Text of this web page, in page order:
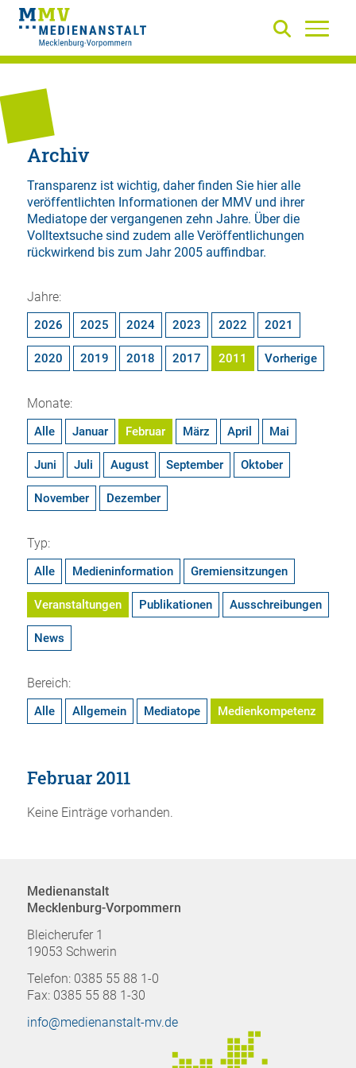
Archiv
Transparenz ist wichtig, daher finden Sie hier alle
veröffentlichten Informationen der MMV und ihrer
Mediatope der vergangenen zehn Jahre. Über die
Volltextsuchesind zudem alle Veröffentlichungen
rückwirkend bis zum Jahr 2005 auffindbar.
Jahre:
2026 2025 2024 2023 2022 2021
2020 2019 2018 2017 2011 Vorherige
Monate:
Alle Januar Februar März April Mai
Juni Juli August September Oktober
November Dezember
Typ:
Alle Medieninformation Gremiensitzungen
Veranstaltungen Publikationen Ausschreibungen
News
Bereich:
Alle Allgemein Mediatope Medienkompetenz
Februar 2011
Keine Einträge vorhanden.
Medienanstalt
Mecklenburg-Vorpommern
Bleicherufer 1
19053 Schwerin
Telefon: 0385 55 88 1-0
Fax: 0385 55 88 1-30
info@medienanstalt-mv.de